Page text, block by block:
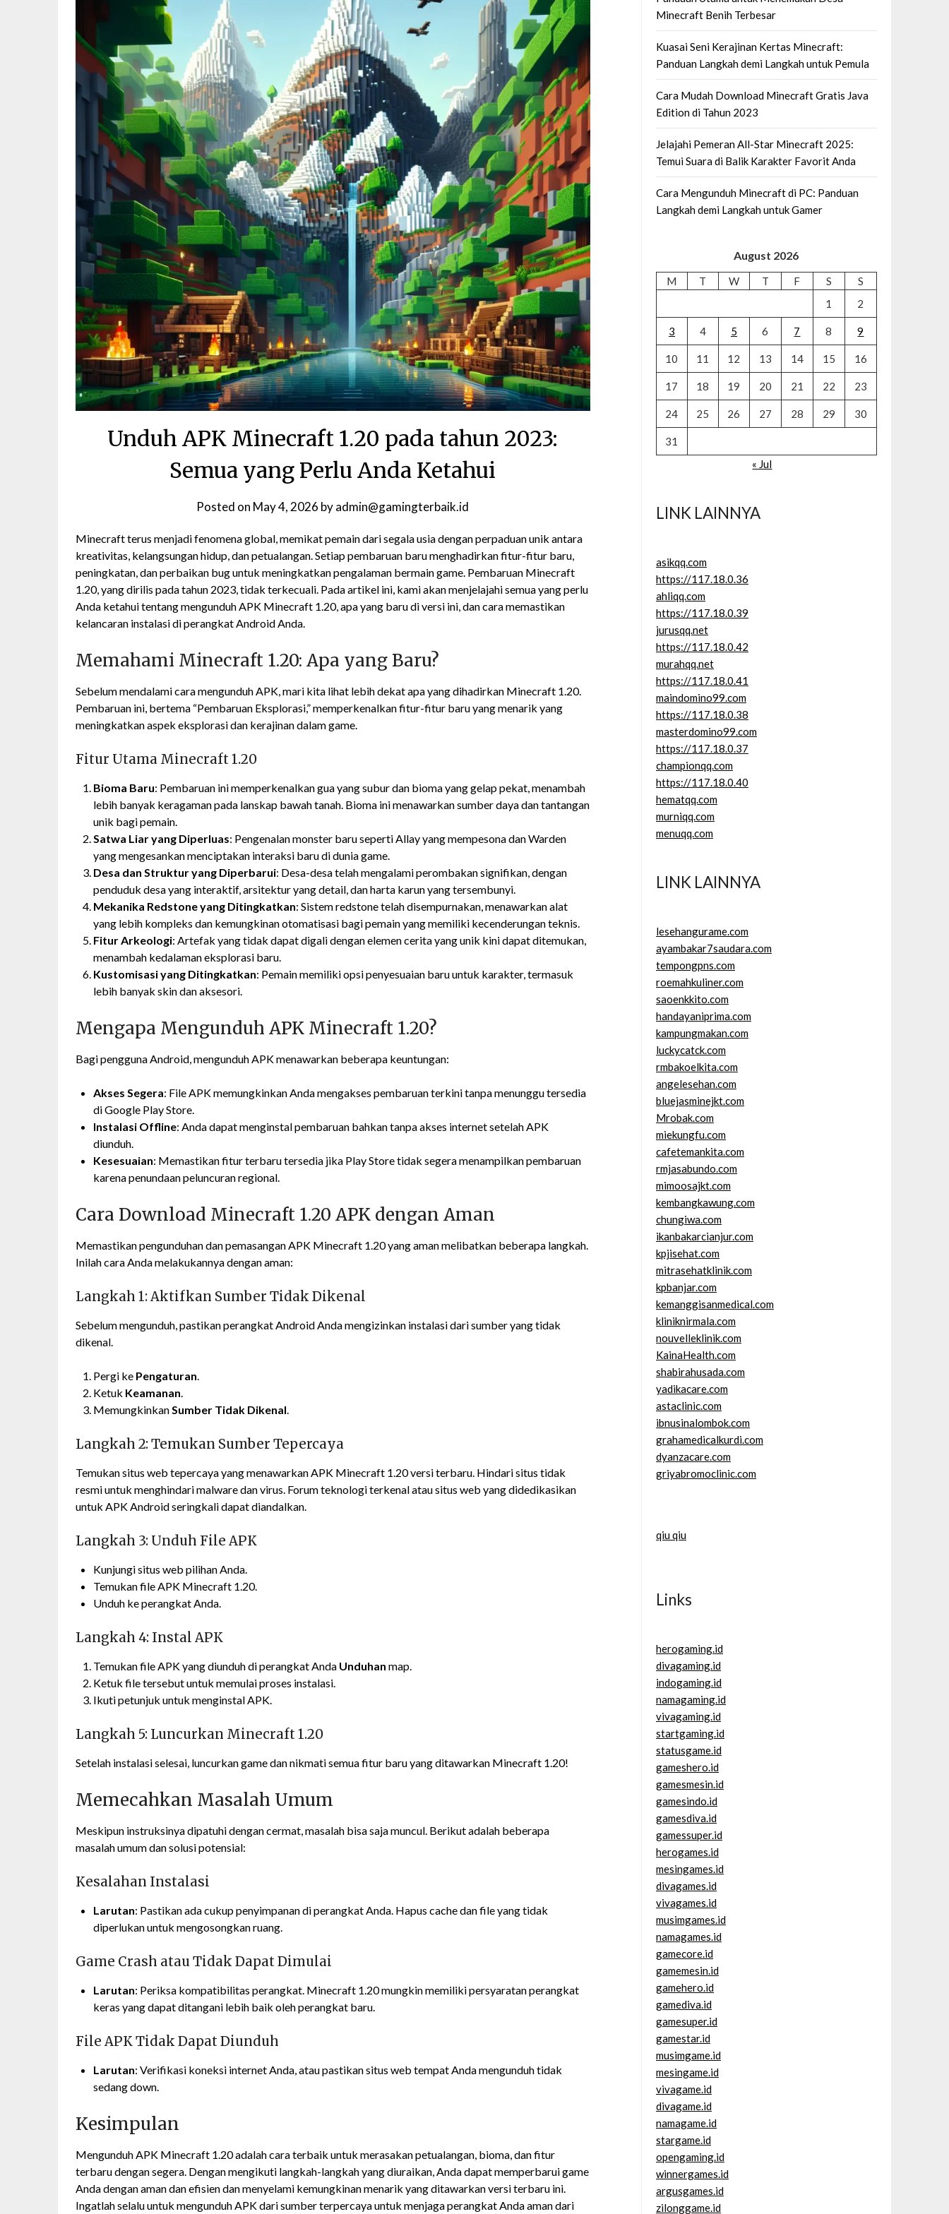
Unduh APK Minecraft 1.20 pada tahun 2023:
Semua yang Perlu Anda Ketahui
Posted on May 4, 2026 byadmin@gamingterbaik.id
Minecraft terus menjadi fenomena global, memikat pemain dari segala usia dengan perpaduan unik antara
kreativitas, kelangsungan hidup, dan petualangan. Setiap pembaruan baru menghadirkan fitur-fitur baru,
peningkatan, dan perbaikan bug untuk meningkatkan pengalaman bermain game. Pembaruan Minecraft
1.20, yang dirilis pada tahun 2023, tidak terkecuali. Pada artikel ini, kami akan menjelajahi semua yang perlu
Anda ketahui tentang mengunduh APK Minecraft 1.20, apa yang baru di versi ini, dan cara memastikan
kelancaran instalasi di perangkat Android Anda.
Memahami Minecraft 1.20: Apa yang Baru?
Sebelum mendalami cara mengunduh APK, mari kita lihat lebih dekat apa yang dihadirkan Minecraft 1.20.
Pembaruan ini, bertema “Pembaruan Eksplorasi,” memperkenalkan fitur-fitur baru yang menarik yang
meningkatkan aspek eksplorasi dan kerajinan dalam game.
Fitur Utama Minecraft 1.20
Bioma Baru: Pembaruan ini memperkenalkan gua yang subur dan bioma yang gelap pekat, menambah
lebih banyak keragaman pada lanskap bawah tanah. Bioma ini menawarkan sumber daya dan tantangan
unik bagi pemain.
Satwa Liar yang Diperluas: Pengenalan monster baru seperti Allay yang mempesona dan Warden
yang mengesankan menciptakan interaksi baru di dunia game.
Desa dan Struktur yang Diperbarui: Desa-desa telah mengalami perombakan signifikan, dengan
penduduk desa yang interaktif, arsitektur yang detail, dan harta karun yang tersembunyi.
Mekanika Redstone yang Ditingkatkan: Sistem redstone telah disempurnakan, menawarkan alat
yang lebih kompleks dan kemungkinan otomatisasi bagi pemain yang memiliki kecenderungan teknis.
Fitur Arkeologi: Artefak yang tidak dapat digali dengan elemen cerita yang unik kini dapat ditemukan,
menambah kedalaman eksplorasi baru.
Kustomisasi yang Ditingkatkan: Pemain memiliki opsi penyesuaian baru untuk karakter, termasuk
lebih banyak skin dan aksesori.
Mengapa Mengunduh APK Minecraft 1.20?
Bagi pengguna Android, mengunduh APK menawarkan beberapa keuntungan:
Akses Segera: File APK memungkinkan Anda mengakses pembaruan terkini tanpa menunggu tersedia
di Google Play Store.
Instalasi Offline: Anda dapat menginstal pembaruan bahkan tanpa akses internet setelah APK
diunduh.
Kesesuaian: Memastikan fitur terbaru tersedia jika Play Store tidak segera menampilkan pembaruan
karena penundaan peluncuran regional.
Cara Download Minecraft 1.20 APK dengan Aman
Memastikan pengunduhan dan pemasangan APK Minecraft 1.20 yang aman melibatkan beberapa langkah.
Inilah cara Anda melakukannya dengan aman:
Langkah 1: Aktifkan Sumber Tidak Dikenal
Sebelum mengunduh, pastikan perangkat Android Anda mengizinkan instalasi dari sumber yang tidak
dikenal.
Pergi ke Pengaturan
Ketuk Keamanan
Memungkinkan Sumber Tidak Dikenal
Langkah 2: Temukan Sumber Tepercaya
Temukan situs web tepercaya yang menawarkan APK Minecraft 1.20 versi terbaru. Hindari situs tidak
resmi untuk menghindari malware dan virus. Forum teknologi terkenal atau situs web yang didedikasikan
untuk APK Android seringkali dapat diandalkan.
Langkah 3: Unduh File APK
Kunjungi situs web pilihan Anda.
Temukan file APK Minecraft 1.20.
Unduh ke perangkat Anda.
Langkah 4: Instal APK
Temukan file APK yang diunduh di perangkat Anda Unduhan map.
Ketuk file tersebut untuk memulai proses instalasi.
Ikuti petunjuk untuk menginstal APK.
Langkah 5: Luncurkan Minecraft 1.20
Setelah instalasi selesai, luncurkan game dan nikmati semua fitur baru yang ditawarkan Minecraft 1.20!
Memecahkan Masalah Umum
Meskipun instruksinya dipatuhi dengan cermat, masalah bisa saja muncul. Berikut adalah beberapa
masalah umum dan solusi potensial:
Kesalahan Instalasi
Larutan: Pastikan ada cukup penyimpanan di perangkat Anda. Hapus cache dan file yang tidak
diperlukan untuk mengosongkan ruang.
Game Crash atau Tidak Dapat Dimulai
Larutan: Periksa kompatibilitas perangkat. Minecraft 1.20 mungkin memiliki persyaratan perangkat
keras yang dapat ditangani lebih baik oleh perangkat baru.
File APK Tidak Dapat Diunduh
Larutan: Verifikasi koneksi internet Anda, atau pastikan situs web tempat Anda mengunduh tidak
sedang down.
Kesimpulan
Mengunduh APK Minecraft 1.20 adalah cara terbaik untuk merasakan petualangan, bioma, dan fitur
terbaru dengan segera. Dengan mengikuti langkah-langkah yang diuraikan, Anda dapat memperbarui game
Anda dengan aman dan efisien dan menyelami kemungkinan menarik yang ditawarkan versi terbaru ini.
Ingatlah selalu untuk mengunduh APK dari sumber terpercaya untuk menjaga perangkat Anda aman dari
Minecraft Benih Terbesar
Kuasai Seni Kerajinan Kertas Minecraft:
Panduan Langkah demi Langkah untuk Pemula
Cara Mudah Download Minecraft Gratis Java
Edition di Tahun 2023
Jelajahi Pemeran All-Star Minecraft 2025:
Temui Suara di Balik Karakter Favorit Anda
Cara Mengunduh Minecraft di PC: Panduan
Langkah demi Langkah untuk Gamer
August 2026
M T W T F S
S
1
2
3 4 5 6 7 8 9
10 11 12 13 14 15 16
17 18 19 20 21 22 23
24 25 26 27 28 29 30
31
« Jul
LINK LAINNYA
asikqq.com
https://117.18.0.36
ahliqq.com
https://117.18.0.39
jurusqq.net
https://117.18.0.42
murahqq.net
https://117.18.0.41
maindomino99.com
https://117.18.0.38
masterdomino99.com
https://117.18.0.37
championqq.com
https://117.18.0.40
hematqq.com
murniqq.com
menuqq.com
LINK LAINNYA
lesehangurame.com
ayambakar7saudara.com
tempongpns.com
roemahkuliner.com
saoenkkito.com
handayaniprima.com
kampungmakan.com
luckycatck.com
rmbakoelkita.com
angelesehan.com
bluejasminejkt.com
Mrobak.com
miekungfu.com
cafetemankita.com
rmjasabundo.com
mimoosajkt.com
kembangkawung.com
chungiwa.com
ikanbakarcianjur.com
kpjisehat.com
mitrasehatklinik.com
kpbanjar.com
kemanggisanmedical.com
kliniknirmala.com
nouvelleklinik.com
KainaHealth.com
shabirahusada.com
yadikacare.com
astaclinic.com
ibnusinalombok.com
grahamedicalkurdi.com
dyanzacare.com
griyabromoclinic.com
qiu qiu
Links
herogaming.id
divagaming.id
indogaming.id
namagaming.id
vivagaming.id
startgaming.id
statusgame.id
gameshero.id
gamesmesin.id
gamesindo.id
gamesdiva.id
gamessuper.id
herogames.id
mesingames.id
divagames.id
vivagames.id
musimgames.id
namagames.id
gamecore.id
gamemesin.id
gamehero.id
gamediva.id
gamesuper.id
gamestar.id
musimgame.id
mesingame.id
vivagame.id
divagame.id
namagame.id
stargame.id
opengaming.id
winnergames.id
argusgames.id
zilonggame.id